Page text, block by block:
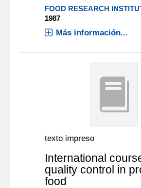
FOOD RESEARCH
1987
Más información...
texto impreso
International
quality control in
food